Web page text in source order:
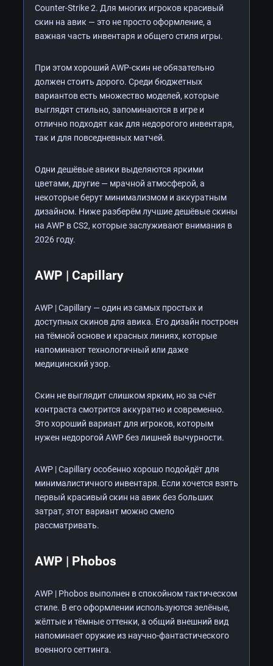
Counter-Strike 2. Для многих игроков красивый
скин на авик — это не просто оформление, а
важная часть инвентаря и общего стиля игры.
При этом хороший AWP-скин не обязательно
должен стоить дорого. Среди бюджетных
вариантов есть множество моделей, которые
выглядят стильно, запоминаются в игре и
отлично подходят как для недорогого инвентаря,
так и для повседневных матчей.
Одни дешёвые авики выделяются яркими
цветами, другие — мрачной атмосферой, а
некоторые берут минимализмом и аккуратным
дизайном. Ниже разберём лучшие дешёвые скины
на AWP в CS2, которые заслуживают внимания в
2026 году.
AWP | Capillary
AWP | Capillary — один из самых простых и
доступных скинов для авика. Его дизайн построен
на тёмной основе и красных линиях, которые
напоминают технологичный или даже
медицинский узор.
Скин не выглядит слишком ярким, но за счёт
контраста смотрится аккуратно и современно.
Это хороший вариант для игроков, которым
нужен недорогой AWP без лишней вычурности.
AWP | Capillary особенно хорошо подойдёт для
минималистичного инвентаря. Если хочется взять
первый красивый скин на авик без больших
затрат, этот вариант можно смело
рассматривать.
AWP | Phobos
AWP | Phobos выполнен в спокойном тактическом
стиле. В его оформлении используются зелёные,
жёлтые и тёмные оттенки, а общий внешний вид
напоминает оружие из научно-фантастического
военного сеттинга.